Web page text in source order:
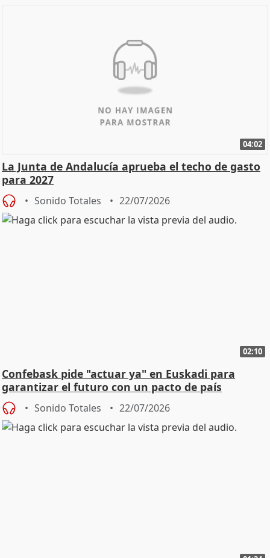
04:02
La Junta de Andalucía aprueba el techo de gasto
para 2027
Sonido Totales 22/07/2026
02:10
Confebask pide "actuar ya" en Euskadi para
garantizar el futuro con un pacto de país
Sonido Totales 22/07/2026